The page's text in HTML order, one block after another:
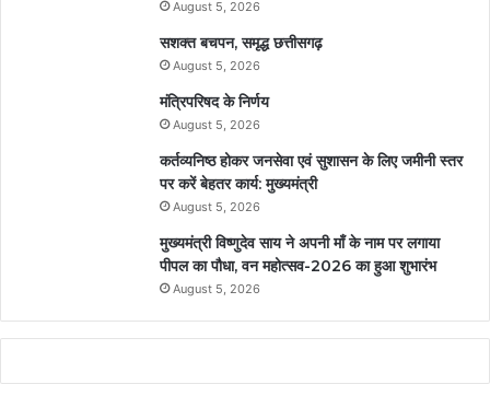
August 5, 2026
सशक्त बचपन, समृद्ध छत्तीसगढ़
August 5, 2026
मंत्रिपरिषद के निर्णय
August 5, 2026
कर्तव्यनिष्ठ होकर जनसेवा एवं सुशासन के लिए जमीनी स्तर
पर करें बेहतर कार्य: मुख्यमंत्री
August 5, 2026
मुख्यमंत्री विष्णुदेव साय ने अपनी माँ के नाम पर लगाया
पीपल का पौधा, वन महोत्सव-2026 का हुआ शुभारंभ
August 5, 2026